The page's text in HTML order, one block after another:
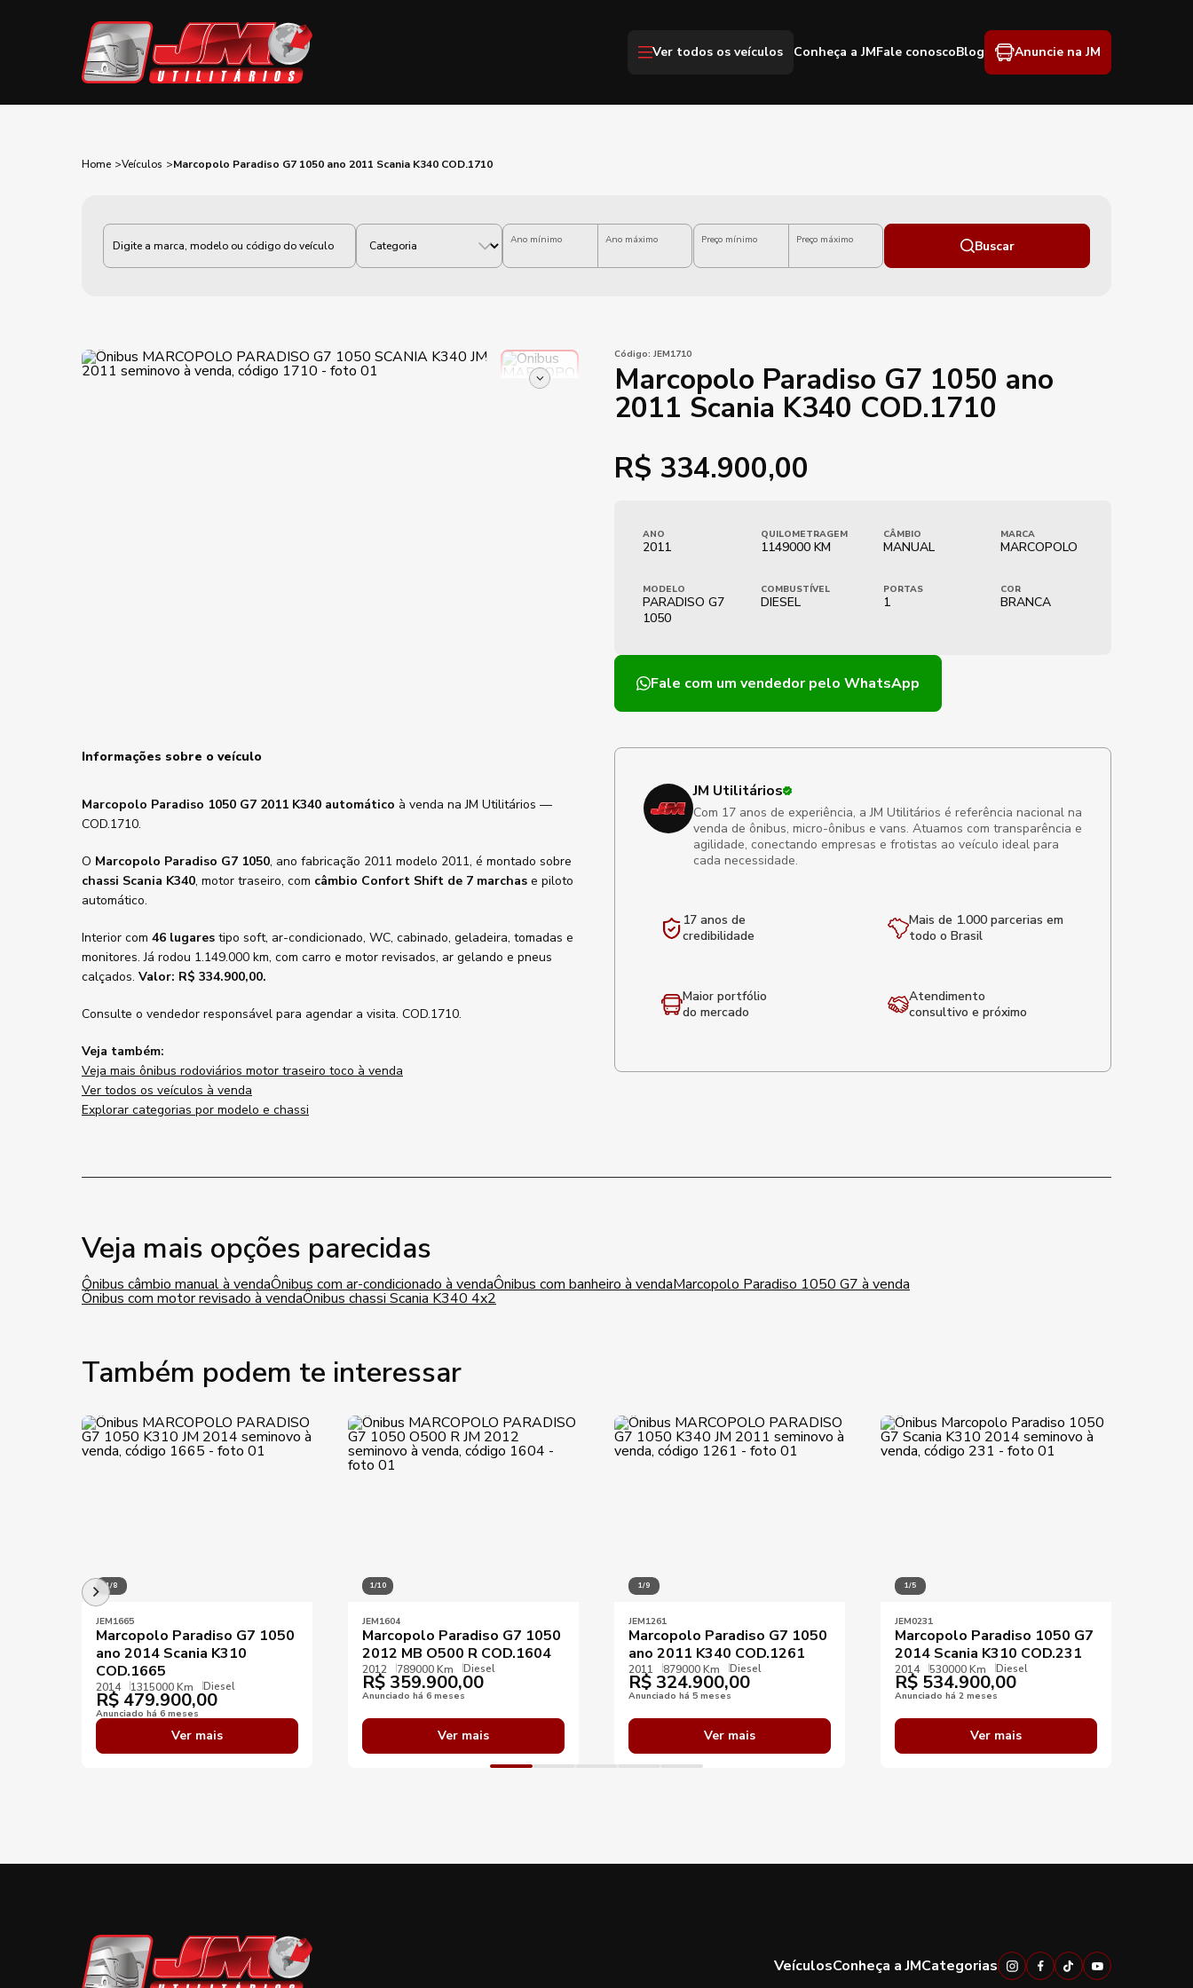
Ver todos os veículos Conheça a JMFale conoscoBlog Anuncie na JM
Home Veículos Marcopolo Paradiso G7 1050 ano 2011 Scania K340 COD.1710
Categoria Ano mínimo Ano máximo Preço mínimo Preço máximo Buscar
Código: JEM1710
Marcopolo Paradiso G7 1050 ano
2011 Scania K340 COD.1710
R$ 334.900,00
ANO
2011
QUILOMETRAGEM
1149000 KM
CÂMBIO
MANUAL
MARCA
MARCOPOLO
MODELO
PARADISO G7
1050
COMBUSTÍVEL
DIESEL
PORTAS
1
COR
BRANCA
Fale com um vendedorpelo WhatsApp
Informações sobre o veículo
Marcopolo Paradiso 1050 G7 2011 K340 automático à venda na JM Utilitários —
COD.1710.
O Marcopolo Paradiso G7 1050, ano fabricação 2011 modelo 2011, é montado sobre
chassi Scania K340, motor traseiro, com câmbio Confort Shift de 7 marchas e piloto
automático.
Interior com 46 lugares tipo soft, ar-condicionado, WC, cabinado, geladeira, tomadas e
monitores. Já rodou 1.149.000 km, com carro e motor revisados, ar gelando e pneus
calçados. Valor: R$ 334.900,00.
Consulte o vendedor responsável para agendar a visita. COD.1710.
Veja também:
Veja mais ônibus rodoviários motor traseiro toco à venda
Ver todos os veículos à venda
Explorar categorias por modelo e chassi
JM Utilitários
Com 17 anos de experiência, a JM Utilitários é referência nacional na
venda de ônibus, micro-ônibus e vans. Atuamos com transparência e
agilidade, conectando empresas e frotistas ao veículo ideal para
cada necessidade.
17 anos de
credibilidade
Mais de 1.000 parcerias em
todo o Brasil
Maior portfólio
do mercado
Atendimento
consultivo e próximo
Veja mais opções parecidas
Ônibus câmbio manual à vendaÔnibus com ar-condicionado à vendaÔnibus com banheiro à vendaMarcopolo Paradiso 1050 G7 à venda
Ônibus com motor revisado à vendaÔnibus chassi Scania K340 4x2
Também podem te interessar
1/8
JEM1665
Marcopolo Paradiso G7 1050
ano 2014 Scania K310
COD.1665
2014 1315000 Km Diesel
R$ 479.900,00
Anunciado há 6 meses
Ver mais
1/10
JEM1604
Marcopolo Paradiso G7 1050
2012 MB O500 R COD.1604
2012 789000 Km Diesel
R$ 359.900,00
Anunciado há 6 meses
Ver mais
1/9
JEM1261
Marcopolo Paradiso G7 1050
ano 2011 K340 COD.1261
2011 879000 Km Diesel
R$ 324.900,00
Anunciado há 5 meses
Ver mais
1/5
JEM0231
Marcopolo Paradiso 1050 G7
2014 Scania K310 COD.231
2014 530000 Km Diesel
R$ 534.900,00
Anunciado há 2 meses
Ver mais
VeículosConheça a JMCategorias